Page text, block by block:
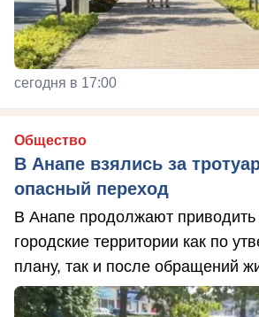
сегодня в 17:00
Общество
В Анапе взялись за
опасный переход
В Анапе продолжают приводить
городские территории как по
плану, так и после обращений